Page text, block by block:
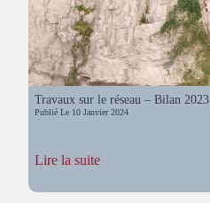
Travaux sur le réseau – Bilan 2023
Publié Le 10 Janvier 2024
Lire la suite:
sur